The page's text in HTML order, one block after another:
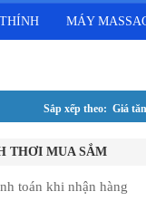
MÁY
Sắp xếp theo: Giá
THƠI MUA SẮM
toán khi nhận hàng